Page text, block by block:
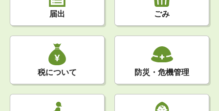
届出 ごみ
税について 防災・危機管理